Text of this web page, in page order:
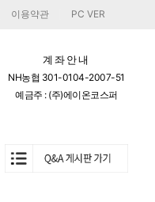
이용약관 PC VER
계좌안내
NH농협 301-0104-2007-51
예금주 : (주)에이온코스퍼